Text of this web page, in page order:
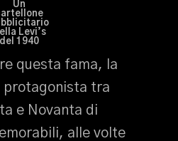
Un
Levi’s
del 1940
questa fama, la
protagonista tra
e Novanta di
alle volte